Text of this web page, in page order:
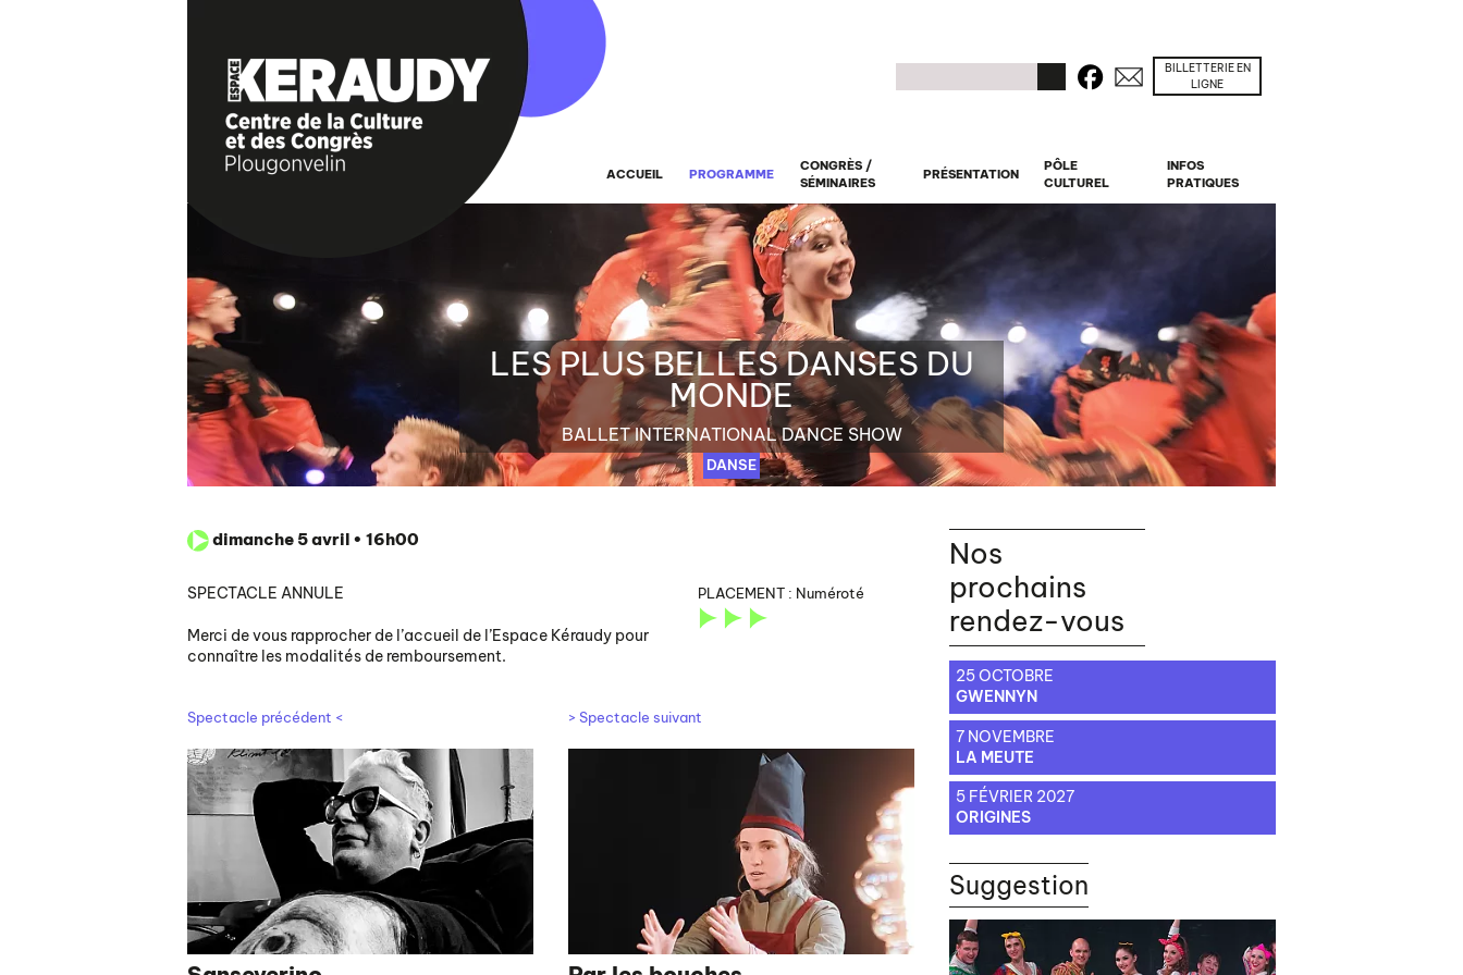
FacebookContactsBILLETTERIE EN
LIGNE
ACCUEIL PROGRAMME
CONGRÈS /
SÉMINAIRES
PRÉSENTATION
PÔLE
CULTUREL
INFOS
PRATIQUES
LES PLUS BELLES DANSES DU
MONDE
BALLET INTERNATIONAL DANCE SHOW
DANSE
dimanche 5 avril • 16h00
SPECTACLE ANNULE
Merci de vous rapprocher de l’accueil de l’Espace Kéraudy pour
connaître les modalités de remboursement.
PLACEMENT : Numéroté
Spectacle précédent < > Spectacle suivant
Nos
prochains
rendez-vous
25 OCTOBRE
GWENNYN
7 NOVEMBRE
LA MEUTE
5 FÉVRIER 2027
ORIGINES
Suggestion